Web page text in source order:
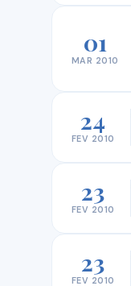
01
MAR 2010
24
FEV 2010
23
FEV 2010
23
FEV 2010